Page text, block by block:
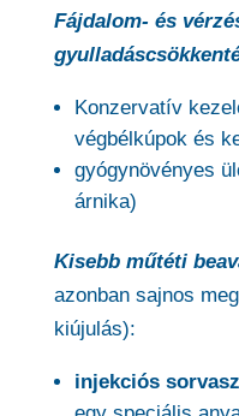
Fájdalom- és
Konzervatív
végbélkúpok és
gyógynövényes
árnika)
Kisebb műtéti
azonban sajnos
kiújulás):
injekciós